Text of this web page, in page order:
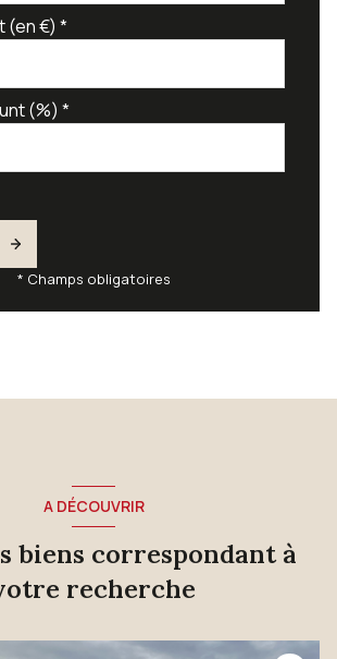
(en €) *
(%) *
* Champs obligatoires
A DÉCOUVRIR
biens correspondant à
recherche